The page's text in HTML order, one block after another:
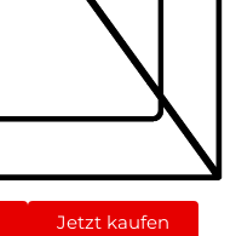
Jetzt kaufen